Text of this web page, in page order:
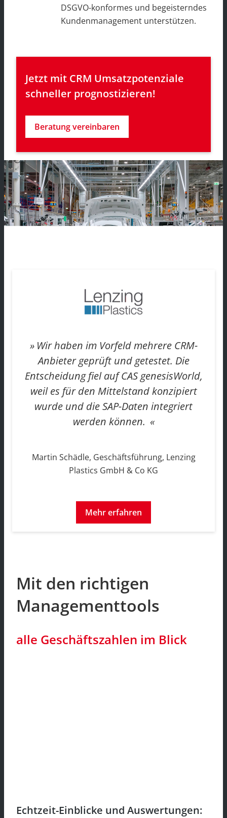
DSGVO-konformes und begeisterndes
Kundenmanagement unterstützen.
Jetzt mit CRM Umsatzpotenziale
schneller prognostizieren!
Beratung vereinbaren
Wir haben im Vorfeld mehrere CRM-
Anbieter geprüft und getestet. Die
Entscheidung fiel auf CAS genesisWorld,
weil es für den Mittelstand konzipiert
wurde und die SAP-Daten integriert
werden können.
Martin Schädle, Geschäftsführung, Lenzing
Plastics GmbH & Co KG
Mehr erfahren
Mit den richtigen
Managementtools
alle Geschäftszahlen im Blick
Echtzeit-Einblicke und Auswertungen: